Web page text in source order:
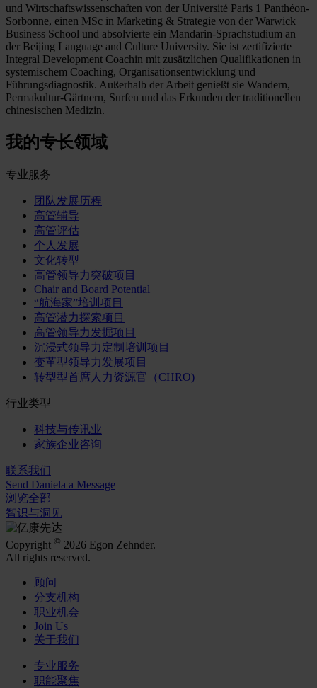
und Wirtschaftswissenschaften von der Université Paris 1 Panthéon-
Sorbonne, einen MSc in Marketing & Strategie von der Warwick
Business School und absolvierte ein Mandarin-Sprachstudium an
der Beijing Language and Culture University. Sie ist zertifizierte
Integral Development Coachin mit zusätzlichen Qualifikationen in
systemischem Coaching, Organisationsentwicklung und
Führungsdiagnostik. Außerhalb der Arbeit genießt sie Wandern,
Permakultur-Gärtnern, Surfen und das Erkunden der traditionellen
chinesischen Medizin.
我的专长领域
专业服务
团队发展历程
高管辅导
高管评估
个人发展
文化转型
高管领导力突破项目
Chair and Board Potential
“航海家”培训项目
高管潜力探索项目
高管领导力发掘项目
沉浸式领导力定制培训项目
变革型领导力发展项目
转型型首席人力资源官（CHRO)
行业类型
科技与传讯业
家族企业咨询
联系我们
Send Daniela a Message
浏览全部
智识与洞见
Copyright © 2026 Egon Zehnder.
All rights reserved.
顾问
分支机构
职业机会
Join Us
关于我们
专业服务
职能聚焦